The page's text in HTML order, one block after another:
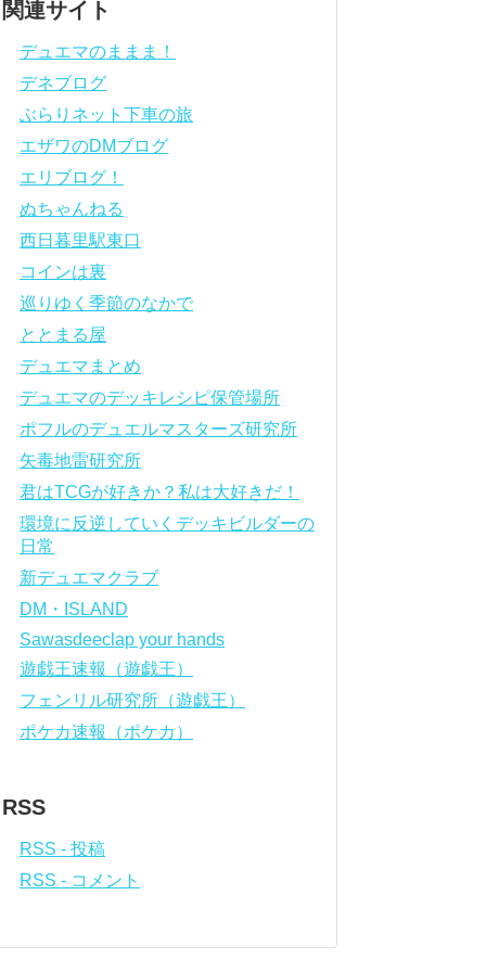
関連サイト
デュエマのままま！
デネブログ
ぶらりネット下車の旅
エザワのDMブログ
エリブログ！
ぬちゃんねる
西日暮里駅東口
コインは裏
巡りゆく季節のなかで
ととまる屋
デュエマまとめ
デュエマのデッキレシピ保管場所
ポフルのデュエルマスターズ研究所
矢毒地雷研究所
君はTCGが好きか？私は大好きだ！
環境に反逆していくデッキビルダーの
日常
新デュエマクラブ
DM・ISLAND
Sawasdeeclap your hands
遊戯王速報（遊戯王）
フェンリル研究所（遊戯王）
ポケカ速報（ポケカ）
RSS
RSS - 投稿
RSS - コメント